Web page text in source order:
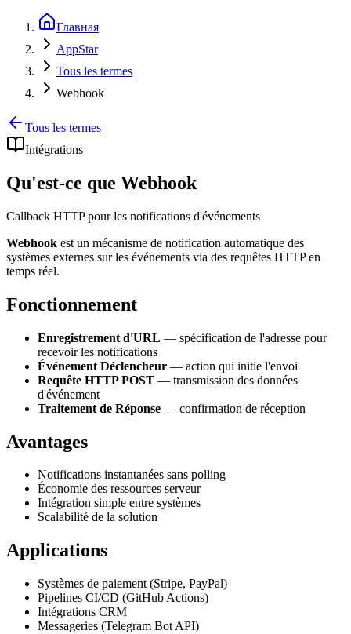
Главная
AppStar
Tous les termes
Webhook
Tous les termes
Intégrations
Qu'est-ce que Webhook
Callback HTTP pour les notifications d'événements
Webhook est un mécanisme de notification automatique des
systèmes externes sur les événements via des requêtes HTTP en
temps réel.
Fonctionnement
Enregistrement d'URL — spécification de l'adresse pour
recevoir les notifications
Événement Déclencheur — action qui initie l'envoi
Requête HTTP POST — transmission des données
d'événement
Traitement de Réponse — confirmation de réception
Avantages
Notifications instantanées sans polling
Économie des ressources serveur
Intégration simple entre systèmes
Scalabilité de la solution
Applications
Systèmes de paiement (Stripe, PayPal)
Pipelines CI/CD (GitHub Actions)
Intégrations CRM
Messageries (Telegram Bot API)